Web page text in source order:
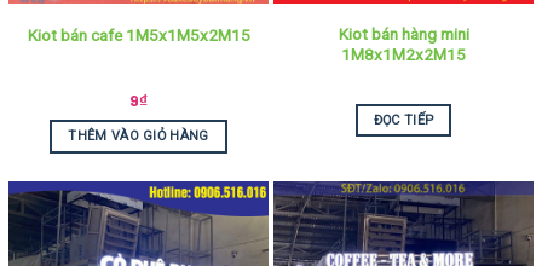
Kiot bán cafe 1M5x1M5x2M15
9₫
THÊM VÀO GIỎ HÀNG
Kiot bán hàng mini
1M8x1M2x2M15
ĐỌC TIẾP